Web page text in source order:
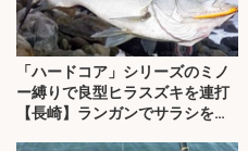
「ハードコア」シリーズのミノ
ー縛りで良型ヒラスズキを連打
【長崎】ランガンでサラシを攻